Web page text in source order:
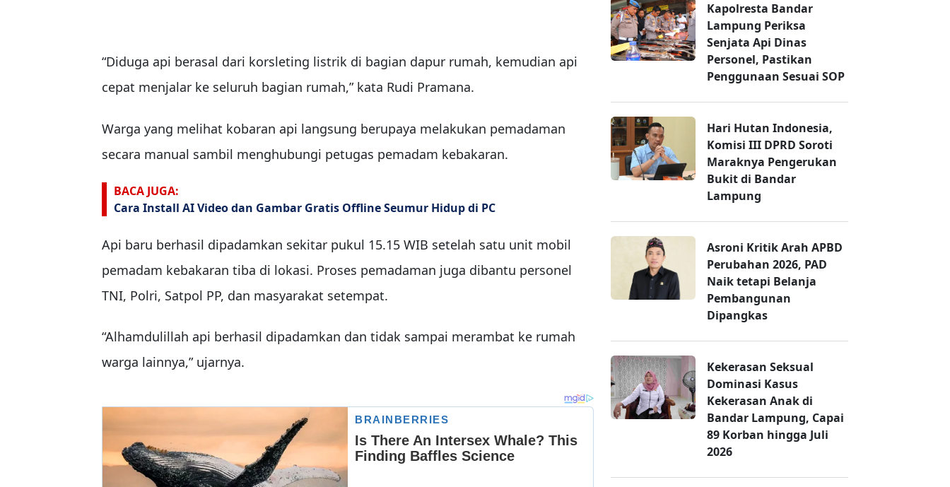
“Diduga api berasal dari korsleting listrik di bagian dapur rumah, kemudian api
cepat menjalar ke seluruh bagian rumah,” kata Rudi Pramana.
Warga yang melihat kobaran api langsung berupaya melakukan pemadaman
secara manual sambil menghubungi petugas pemadam kebakaran.
BACA JUGA:
Cara Install AI Video dan Gambar Gratis Offline Seumur Hidup di PC
Api baru berhasil dipadamkan sekitar pukul 15.15 WIB setelah satu unit mobil
pemadam kebakaran tiba di lokasi. Proses pemadaman juga dibantu personel
TNI, Polri, Satpol PP, dan masyarakat setempat.
“Alhamdulillah api berhasil dipadamkan dan tidak sampai merambat ke rumah
warga lainnya,” ujarnya.
Kapolresta Bandar
Lampung Periksa
Senjata Api Dinas
Personel, Pastikan
Penggunaan Sesuai SOP
Hari Hutan Indonesia,
Komisi III DPRD Soroti
Maraknya Pengerukan
Bukit di Bandar
Lampung
Asroni Kritik Arah APBD
Perubahan 2026, PAD
Naik tetapi Belanja
Pembangunan
Dipangkas
Kekerasan Seksual
Dominasi Kasus
Kekerasan Anak di
Bandar Lampung, Capai
89 Korban hingga Juli
2026